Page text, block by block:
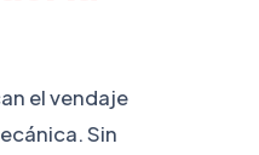
la Udg.
Formada en
como
el vendaje
Sin